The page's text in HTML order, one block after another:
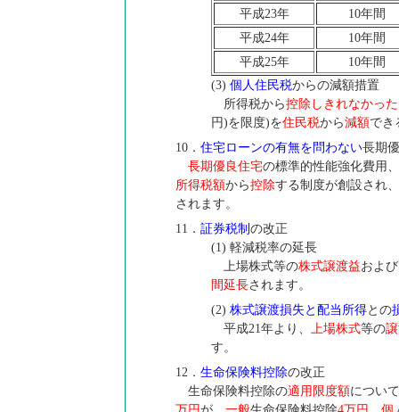
平成23年
10年間
平成24年
10年間
平成25年
10年間
(3) 個人住民税からの減額措置
所得税から控除しきれなかっ
円)を限度)を住民税から減額でき
10． 住宅ローンの有無を問わない長期
長期優良住宅の標準的性能強化費用、
所得税額から控除する制度が創設され
されます。
11． 証券税制 の改正
(1) 軽減税率の延長
上場株式等の株式譲渡益および
間延長されます。
(2) 株式譲渡損失と配当所得との
平成21年より、 上場株式等の
す。
12． 生命保険料控除の改正
生命保険料控除の適用限度額につい